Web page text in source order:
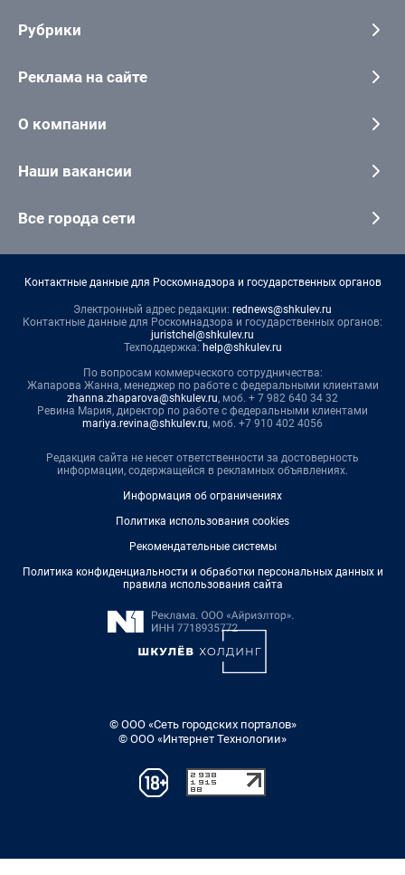
Рубрики
Реклама на сайте
О компании
Наши вакансии
Все города сети
Контактные данные для Роскомнадзора и государственных органов
Электронный адрес редакции: rednews@shkulev.ru
Контактные данные для Роскомнадзора и государственных органов:
juristchel@shkulev.ru
Техподдержка: help@shkulev.ru
По вопросам коммерческого сотрудничества:
Жапарова Жанна, менеджер по работе с федеральными клиентами
zhanna.zhaparova@shkulev.ru, моб. + 7 982 640 34 32
Ревина Мария, директор по работе с федеральными клиентами
mariya.revina@shkulev.ru, моб. +7 910 402 4056
Редакция сайта не несет ответственности за достоверность
информации, содержащейся в рекламных объявлениях.
Информация об ограничениях
Политика использования cookies
Рекомендательные системы
Политика конфиденциальности и обработки персональных данных и
правила использования сайта
© ООО «Сеть городских порталов»
© ООО «Интернет Технологии»